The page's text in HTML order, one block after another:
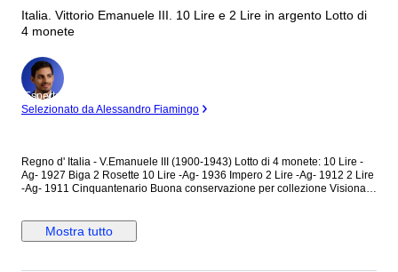
Italia. Vittorio Emanuele III. 10 Lire e 2 Lire in argento Lotto di
4 monete
Esperto
Selezionato da Alessandro Fiamingo
Regno d' Italia - V.Emanuele III (1900-1943) Lotto di 4 monete: 10 Lire -
Ag- 1927 Biga 2 Rosette 10 Lire -Ag- 1936 Impero 2 Lire -Ag- 1912 2 Lire
-Ag- 1911 Cinquantenario Buona conservazione per collezione Visionare
comunità Europea.
Mostra tutto